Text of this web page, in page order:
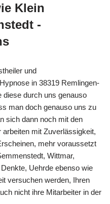
Klein
-
und
in 38319 Remlingen-
diese durch uns genauso
man doch genauso uns zu
sich dann noch mit den
mit Zuverlässigkeit,
mehr voraussetzt
Wittmar,
Uehrde ebenso wie
versuchen werden, Ihren
nicht ihre Mitarbeiter in der